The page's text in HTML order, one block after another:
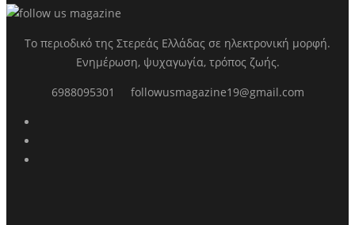
Το περιοδικό της Στερεάς Ελλάδας σε ηλεκτρονική μορφή.
Ενημέρωση, ψυχαγωγία, τρόπος ζωής.
6988095301 followusmagazine19@gmail.com